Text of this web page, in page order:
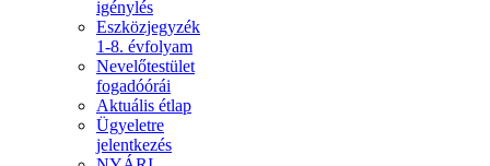
igénylés
Eszközjegyzék
1-8. évfolyam
Nevelőtestület
fogadóórái
Aktuális étlap
Ügyeletre
jelentkezés